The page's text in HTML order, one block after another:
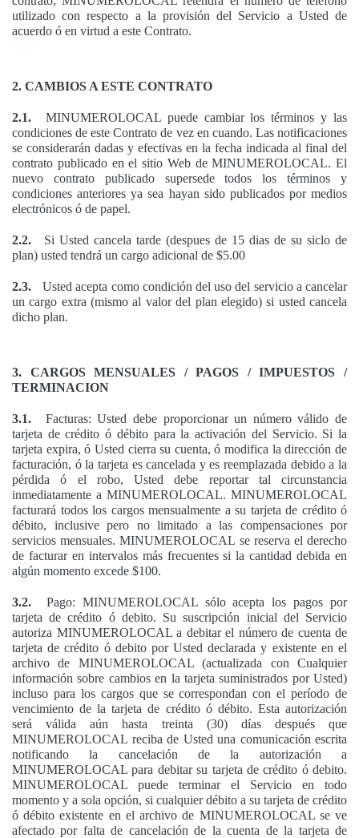
utilizado con respecto a la provisión del Servicio a Usted de
acuerdo ó en virtud a este Contrato.
2. CAMBIOS A ESTE CONTRATO
2.1.
MINUMEROLOCAL puede cambiar los términos y las
condiciones de este Contrato de vez en cuando. Las notificaciones
se considerarán dadas y efectivas en la fecha indicada al final del
contrato publicado en el sitio Web de MINUMEROLOCAL. El
nuevo contrato publicado supersede todos los términos y
condiciones anteriores ya sea hayan sido publicados por medios
electrónicos ó de papel.
2.2.
Si Usted cancela tarde (despues de 15 dias de su siclo de
plan) usted tendrá un cargo adicional de $5.00
2.3.
Usted acepta como condición del uso del servicio a cancelar
un cargo extra (mismo al valor del plan elegido) si usted cancela
dicho plan.
3. CARGOS MENSUALES / PAGOS / IMPUESTOS /
TERMINACION
3.1.
Facturas: Usted debe proporcionar un número válido de
tarjeta de crédito ó débito para la activación del Servicio. Si la
tarjeta expira, ó Usted cierra su cuenta, ó modifica la dirección de
facturación, ó la tarjeta es cancelada y es reemplazada debido a la
pérdida ó el robo, Usted debe reportar tal circunstancia
inmediatamente a MINUMEROLOCAL. MINUMEROLOCAL
facturará todos los cargos mensualmente a su tarjeta de crédito ó
débito, inclusive pero no limitado a las compensaciones por
servicios mensuales. MINUMEROLOCAL se reserva el derecho
de facturar en intervalos más frecuentes si la cantidad debida en
algún momento excede $100.
3.2.
Pago: MINUMEROLOCAL sólo acepta los pagos por
tarjeta de crédito ó debito. Su suscripción inicial del Servicio
autoriza MINUMEROLOCAL a debitar el número de cuenta de
tarjeta de crédito ó debito por Usted declarada y existente en el
archivo de MINUMEROLOCAL (actualizada con Cualquier
información sobre cambios en la tarjeta suministrados por Usted)
incluso para los cargos que se correspondan con el período de
vencimiento de la tarjeta de crédito ó débito. Esta autorización
será válida aún hasta treinta (30) días después que
MINUMEROLOCAL reciba de Usted una comunicación escrita
notificando la cancelación de la autorización a
MINUMEROLOCAL para debitar su tarjeta de crédito ó debito.
MINUMEROLOCAL puede terminar el Servicio en todo
momento y a sola opción, si cualquier débito a su tarjeta de crédito
ó débito existente en el archivo de MINUMEROLOCAL se ve
afectado por falta de cancelación de la cuenta de la tarjeta de